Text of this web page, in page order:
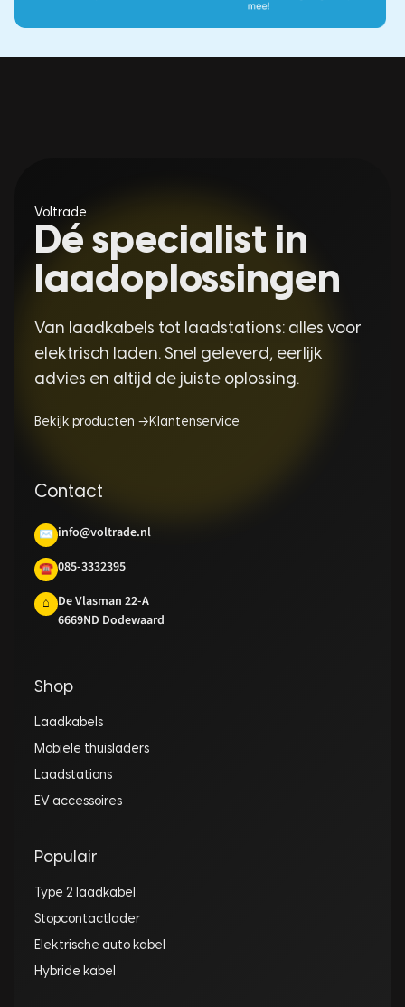
Voltrade
Dé specialist in
laadoplossingen
Van laadkabels tot laadstations: alles voor
elektrisch laden. Snel geleverd, eerlijk
advies en altijd de juiste oplossing.
Bekijk producten → Klantenservice
Contact
✉ info@voltrade.nl
☎ 085-3332395
⌂
De Vlasman 22-A
6669ND Dodewaard
Shop
Laadkabels
Mobiele thuisladers
Laadstations
EV accessoires
Populair
Type 2 laadkabel
Stopcontactlader
Elektrische auto kabel
Hybride kabel